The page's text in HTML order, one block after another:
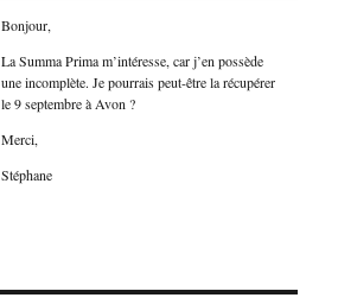
Bonjour,
La Summa Prima m’intéresse, car j’en possède
une incomplète. Je pourrais peut-être la récupérer
le 9 septembre à Avon ?
Merci,
Stéphane